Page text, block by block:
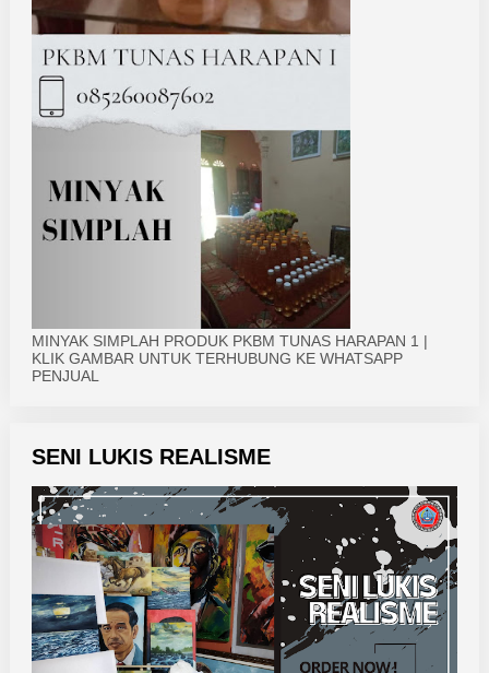
MINYAK SIMPLAH PRODUK PKBM TUNAS HARAPAN 1 |
KLIK GAMBAR UNTUK TERHUBUNG KE WHATSAPP
PENJUAL
SENI LUKIS REALISME